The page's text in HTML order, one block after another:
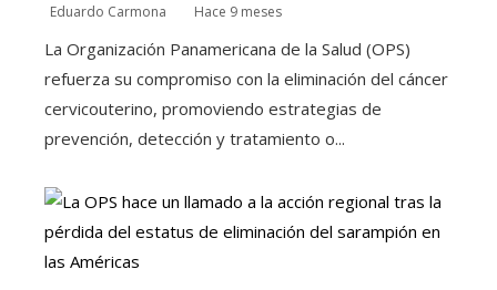
Eduardo Carmona Hace 9 meses
La Organización Panamericana de la Salud (OPS)
refuerza su compromiso con la eliminación del cáncer
cervicouterino, promoviendo estrategias de
prevención, detección y tratamiento o...